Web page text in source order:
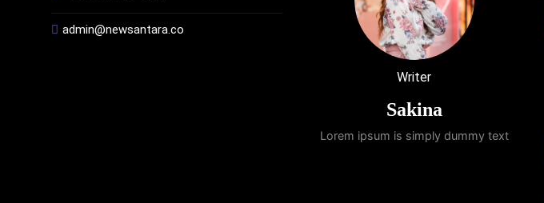
admin@newsantara.co
Writer
Sakina
Lorem ipsum is simply dummy text